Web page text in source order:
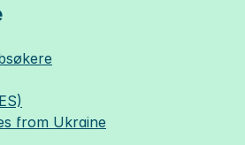
from Ukraine